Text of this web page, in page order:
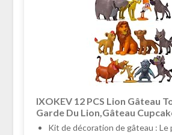
IXOKEV 12 PCS Lion Gâteau
Garde Du Lion,Gâteau
Kit de décoration de gâteau :